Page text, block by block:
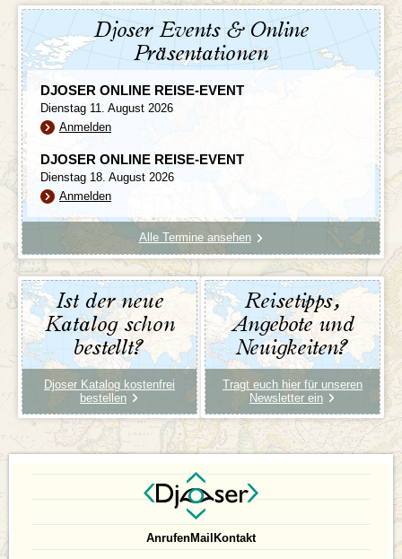
Djoser Events & Online
Präsentationen
DJOSER ONLINE REISE-EVENT
Dienstag 11. August 2026
Anmelden
DJOSER ONLINE REISE-EVENT
Dienstag 18. August 2026
Anmelden
Alle Termine ansehen
Ist der neue
Katalog schon
bestellt?
Djoser Katalog kostenfrei
bestellen
Reisetipps,
Angebote und
Neuigkeiten?
Tragt euch hier für unseren
Newsletter ein
AnrufenMail Kontakt